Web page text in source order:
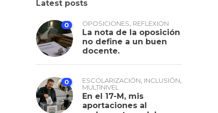
Latest posts
0 OPOSICIONES, REFLEXION
La nota de la oposición
no define a un buen
docente.
0 ESCOLARIZACIÓN, INCLUSIÓN,
MULTINIVEL
En el 17-M, mis
aportaciones al